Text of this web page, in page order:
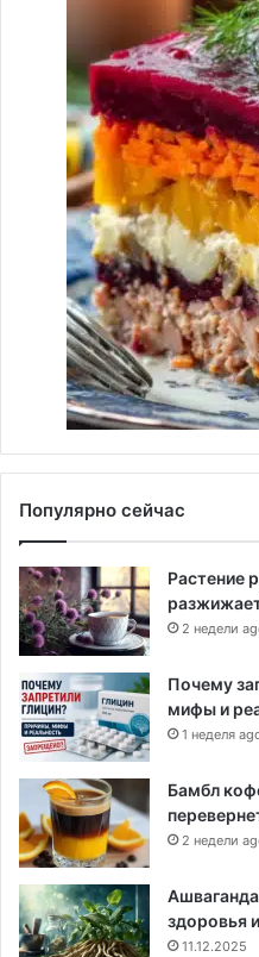
Популярно сейчас
Растение
2 недели
Почему
мифы и
1 неделя
Бамбл
2 недели
здоровья
11.12.2025